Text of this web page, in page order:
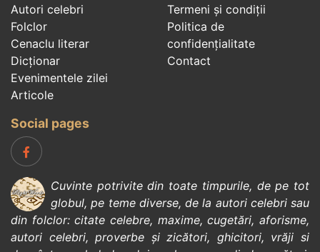
Autori celebri
Folclor
Cenaclu literar
Dicționar
Evenimentele zilei
Articole
Termeni și condiții
Politica de
confidenţialitate
Contact
Social pages
Cuvinte potrivite din toate timpurile, de pe tot
globul, pe teme diverse, de la autori celebrisau
din folclor:citate celebre, maxime,cugetări,aforisme,
autori celebri,proverbe și zicători, ghicitori, vrăji si